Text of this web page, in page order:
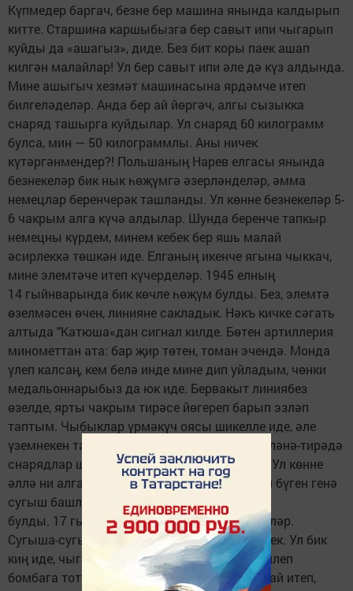
Күпмедер баргач, безне бер машина янында калдырып
китте. Старшина каршыбызга бер савыт ипи чыгарып
куйды да «ашагыз», диде. Без бит коры паек ашап
килгән малайлар! Ул бер савыт ипи әле дә күз алдында.
Мине ашыгыч хезмәт машинасына ярдәмче итеп
билгеләделәр. Анда бер ай йөргәч, алгы сызыкка
снаряд ташырга куйдылар. Ул снаряд 60 килограмм
булса, мин — 50 килограммлы. Аны ничек
күтәргәнмендер?! Польшаның Нарев елгасы янында
безнекеләр бик нык һөҗүмгә әзерләнделәр, әмма
немецлар беренчерәк ташланды. Ул көнне безнекеләр 5-
6 чакрым алга күчә алдылар. Шунда беренче тапкыр
немецны күрдем, минем кебек бер яшь малай
әсирлеккә төшкән иде. Елганың икенче ягына чыккач,
мине элемтәче итеп күчерделәр. 1945 елның
14 гыйнварында бик көчле һөҗүм булды. Без, элемтә
өзелмәсен өчен, линияне сакладык. Нәкъ кичке сәгать
алтыда "Катюша«дан сигнал килде. Бөтен артиллерия
минометтан ата: бар җир төтен, томан эчендә. Монда
үлеп калсаң, кем белә инде мине дип уйладым, чөнки
медальоннарыбыз да юк иде. Бервакыт линиябез
өзелде, ярты чакрым тирәсе йөгереп барып эзләп
таптым. Чыбыклар үрмәкүч оясы шикелле иде, әле
үземнекен табып ялгарга да кирәк бит, ә әйләнә-тирәдә
снарядлар шартлый, әмма әҗәл җитмәгән. Ул көнне
әллә ни алга китмәдек, икенче көнне яңадан бүген генә
сугыш башланган шикелле көчле бәрелеш
булды. 17 гыйнварда Варшаваны азат иттеләр.
Сугыша-сугыша, Одер елгасына килеп җиттек. Ул бик
киң иде, чыга башлагач, немец самолеты килеп
бомбага тотты. Аннан да исән калдык. Шулай итеп,